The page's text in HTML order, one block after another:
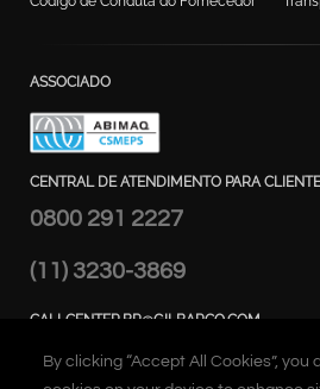
By clicking “Accept All Cookies”,
ASSOCIADO
CENTRAL DE ATENDIMENTO PARA
0800 291 2227
(11) 3230-3869
CALLCENTER.BR@GILBARCO.COM
ENDEREÇO:
Alameda Caiapós, 173 - Tamboré,